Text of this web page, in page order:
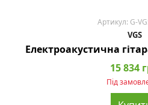
Артикул: G-
VGS
Електроакустична
15 834
Під